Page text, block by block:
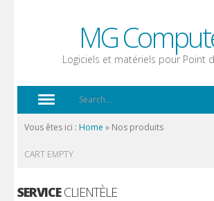
MG
Logiciels et matériels pour Point
Vous êtes ici : Home » Nos produits
CART EMPTY
SERVICECLIENTÈLE